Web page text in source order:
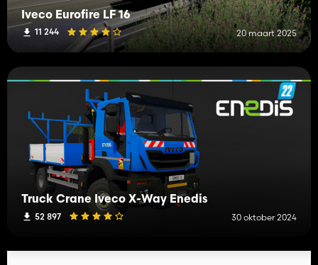
Iveco Eurofire LF 16
11 244 20 maart 2025
Truck Crane Iveco X-Way Enedis
52 897 30 oktober 2024